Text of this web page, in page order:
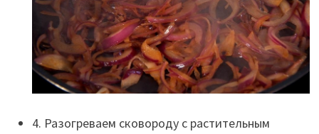
4. Разогреваем сковороду с растительным